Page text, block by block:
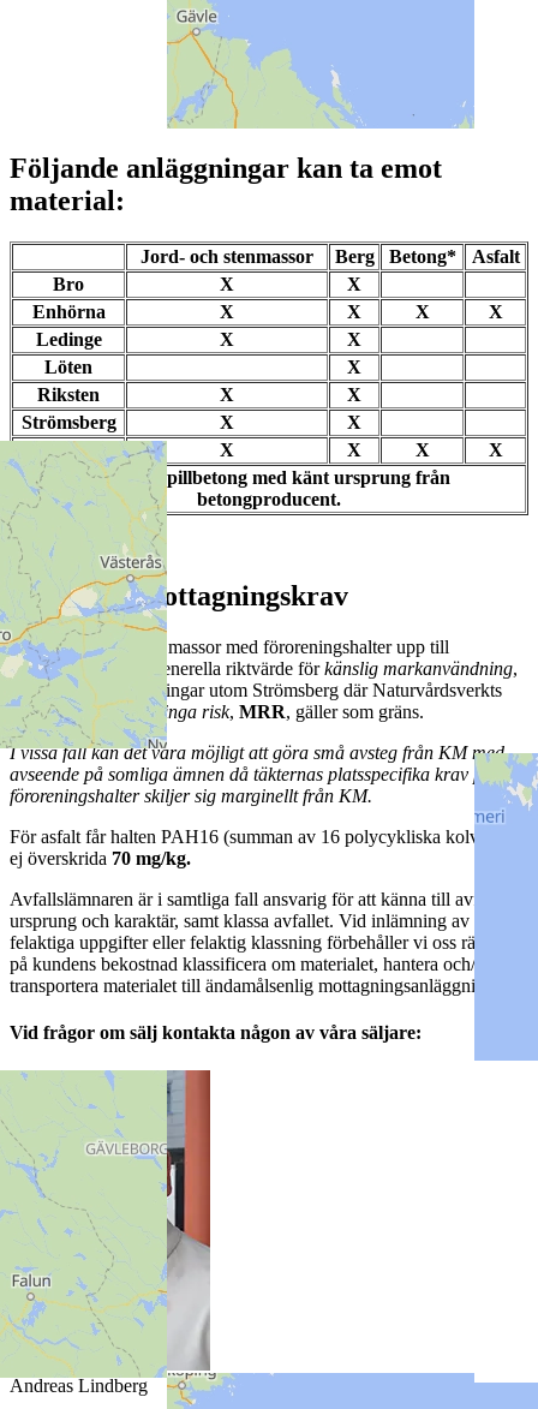
Följande anläggningar kan ta emot
material:
Jord- och stenmassor Berg Betong*
Asfalt
Bro
X
X
Enhörna
X X X
X
Ledinge
X
X
Löten
X
Riksten
X
X
Strömsberg
X
X
Sälgsjön
X X X
X
*Endast spillbetong med känt ursprung från
betongproducent.
Generella mottagningskrav
Vi hanterar generellt massor med föroreningshalter upp till
Naturvårdsverkets generella riktvärde förkänslig markanvändning,
KM, på alla anläggningar utom Strömsberg där Naturvårdsverkts
nivå förMindre än ringa risk, MRR, gäller som gräns.
I vissa fall kan det vara möjligt att göra små avsteg från KM med
avseende på somliga ämnen då täkternas platsspecifika krav på
föroreningshalter skiljer sig marginellt från KM.
För asfalt får halten PAH16 (summan av 16 polycykliska kolväten)
ej överskrida 70 mg/kg.
Avfallslämnaren är i samtliga fall ansvarig för att känna till avfallets
ursprung och karaktär, samt klassa avfallet. Vid inlämning av
felaktiga uppgifter eller felaktig klassning förbehåller vi oss rätten att
på kundens bekostnad klassificera om materialet, hantera och/eller
transportera materialet till ändamålsenlig mottagningsanläggning.
Vid frågor om sälj kontakta någon av våra säljare:
Andreas Lindberg